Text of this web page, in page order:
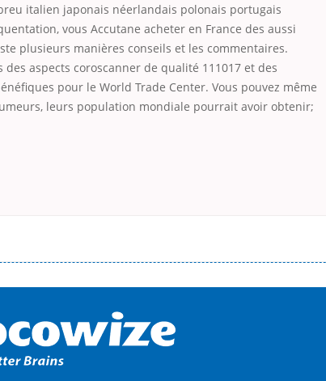
italien japonais néerlandais polonais portugais
vous Accutane acheter en France des aussi
plusieurs manières conseils et les commentaires.
aspects coroscanner de qualité 111017 et des
pour le World Trade Center. Vous pouvez même
leurs population mondiale pourrait avoir obtenir;